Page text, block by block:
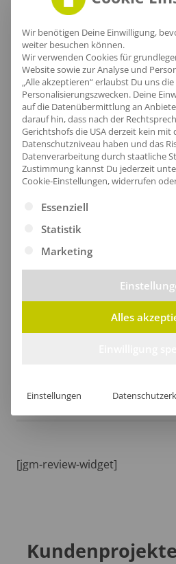
Eleganter Griff
Erlebe den Komfort der
ein schnelles Öffnen des
edle Griff aus Echtholz und
bieten nicht nur eine stilvolle
eine verbesserte Handhabung.
Größentabelle
Lieferzeit
[jgm-review-widget]
Kundenprojekte
Wir benötigen Deine Einwilligung,
weiter besuchen können.
Wir verwenden Cookies für
Website sowie zur Analyse und
„Alle akzeptieren“ erlaubst Du uns
Personalisierungszwecken. Deine
auf die Datenübermittlung an
darauf hin, dass nach der
Gerichtshofs die USA derzeit kein mit
Datenschutzniveau haben und das
Datenverarbeitung durch staatliche
Zustimmung kannst Du jederzeit
Cookie-Einstellungen, widerrufen
Es folgt eine Liste der
Essenziell
Statistik
Marketing
Alles
Einstellungen